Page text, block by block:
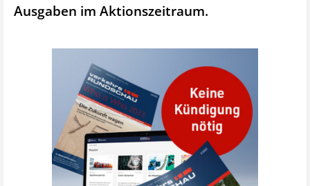
Ausgaben im Aktionszeitraum.